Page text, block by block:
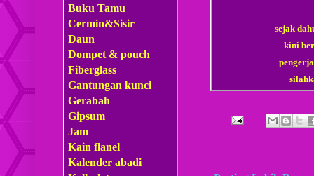
sejak
kini
Buku Tamu
Cermin&Sisir
Daun
Dompet & pouch
Fiberglass
Gantungan kunci
Gerabah
Gipsum
Jam
Kain flanel
Kalender abadi